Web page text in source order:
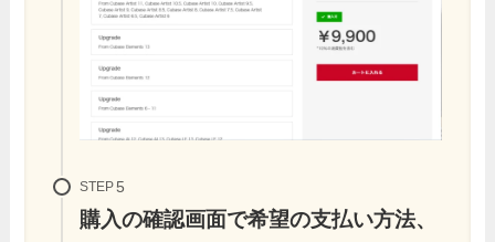
STEP
購入の確認画面で希望の支払い方法、